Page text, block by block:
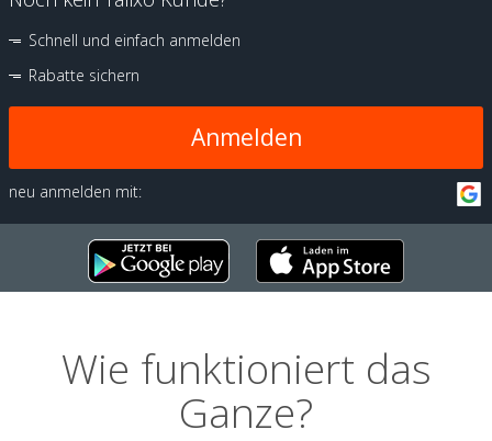
Schnell und einfach anmelden
Rabatte sichern
Anmelden
neu anmelden mit:
Wie funktioniert das
Ganze?